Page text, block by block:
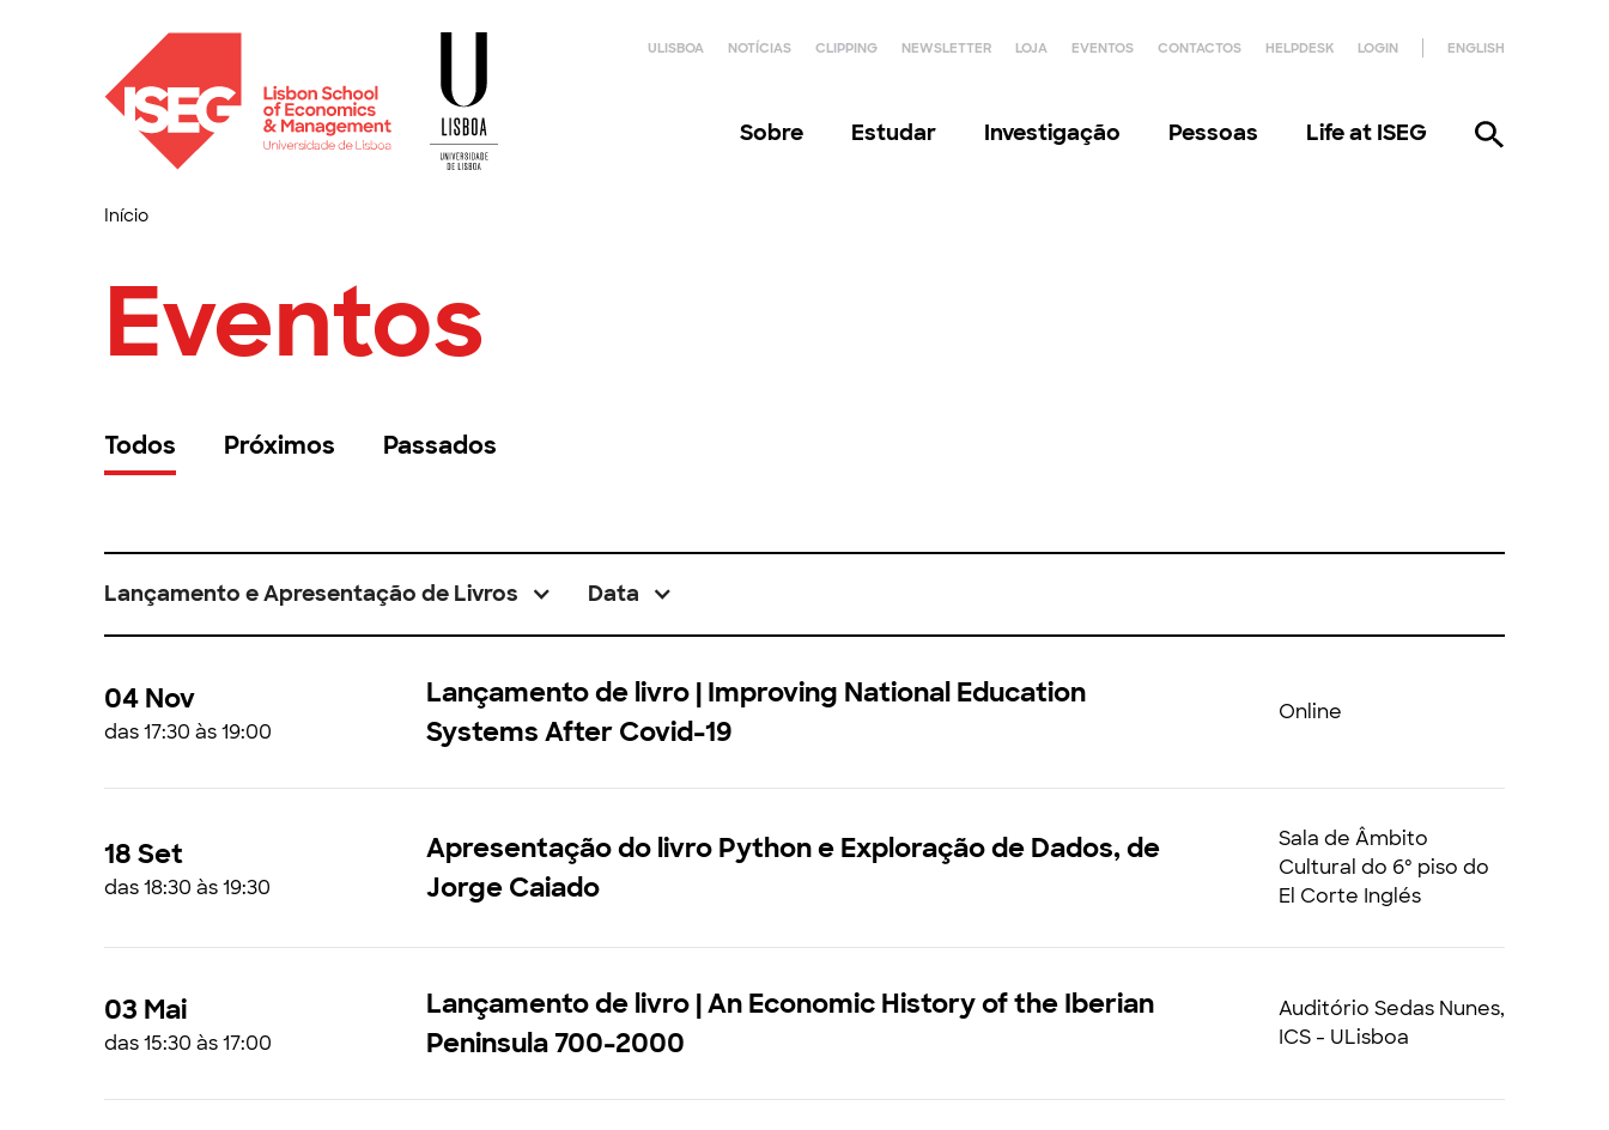
ULISBOA NOTÍCIAS CLIPPING NEWSLETTER LOJA EVENTOS CONTACTOS HELPDESK LOGIN ENGLISH
Sobre Estudar Investigação Pessoas Life at ISEG
Início
Eventos
Todos Próximos Passados
Lançamento e Apresentação de Livros Data
04 Nov
das 17:30 às 19:00
Lançamento de livro | Improving National Education
Systems After Covid-19
Online
18 Set
das 18:30 às 19:30
Apresentação do livro Python e Exploração de Dados, de
Jorge Caiado
Sala de Âmbito
Cultural do 6º piso do
El Corte Inglés
03 Mai
das 15:30 às 17:00
Lançamento de livro | An Economic History of the Iberian
Peninsula 700-2000
Auditório Sedas Nunes,
ICS - ULisboa